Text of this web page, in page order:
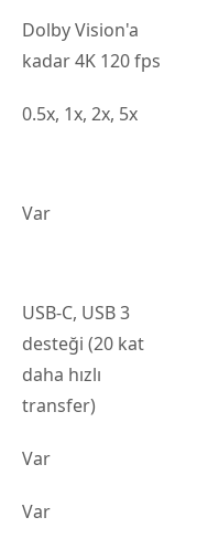
Dolby Vision'a
kadar 4K 120 fps
0.5x, 1x, 2x, 5x
Var
USB-C, USB 3
desteği (20 kat
daha hızlı
transfer)
Var
Var